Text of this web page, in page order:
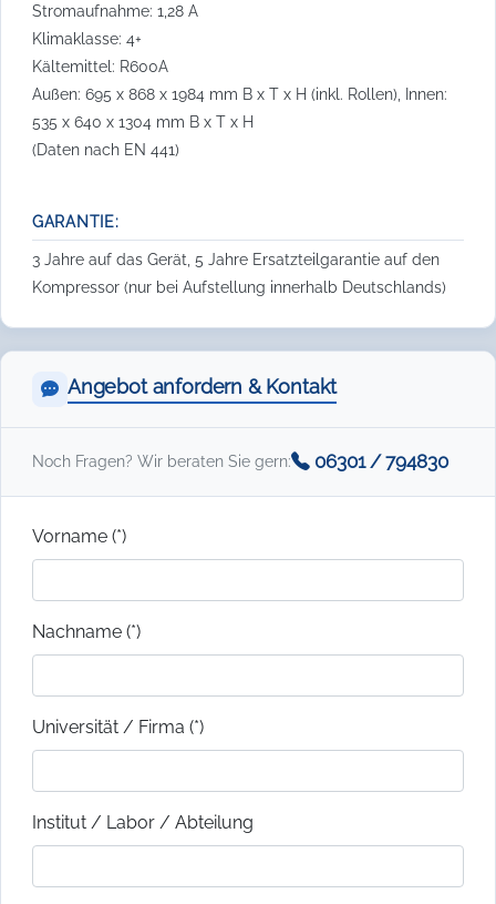
Stromaufnahme: 1,28 A
Klimaklasse: 4+
Kältemittel: R600A
Außen: 695 x 868 x 1984 mm B x T x H (inkl. Rollen), Innen:
535 x 640 x 1304 mm B x T x H
(Daten nach EN 441)
GARANTIE:
3 Jahre auf das Gerät, 5 Jahre Ersatzteilgarantie auf den
Kompressor (nur bei Aufstellung innerhalb Deutschlands)
Angebot anfordern & Kontakt
Noch Fragen? Wir beraten Sie gern: 06301 / 794830
Vorname (*)
Nachname (*)
Universität / Firma (*)
Institut / Labor / Abteilung